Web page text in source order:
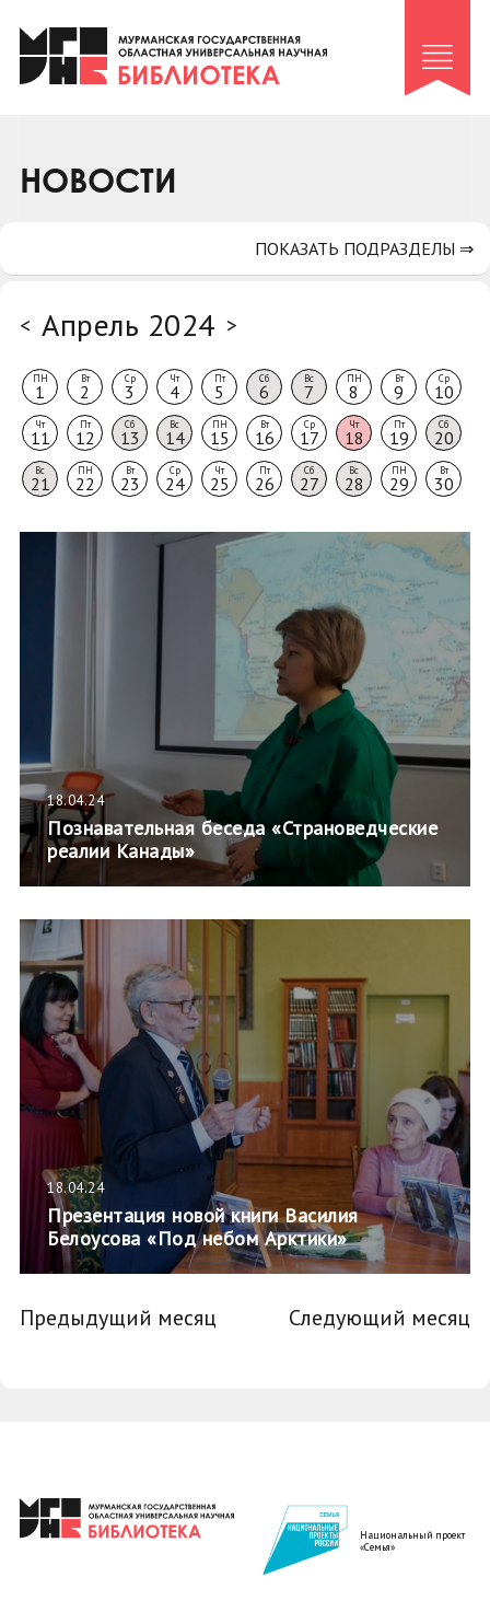
Клуб «Гиря и сельдерей»
Клуб «Семейный архив»
Коллегам
НОВОСТИ
< Апрель 2024 >
ПН
1
Вт
2
Ср
3
Чт
4
Пт
5
Сб
6
Вс
7
ПН
8
Вт
9
Ср
10
Чт
11
Пт
12
Сб
13
Вс
14
ПН
15
Вт
16
Ср
17
Чт
18
Пт
19
Сб
20
Вс
21
ПН
22
Вт
23
Ср
24
Чт
25
Пт
26
Сб
27
Вс
28
ПН
29
Вт
30
18.04.24
Познавательная беседа «Страноведческие
реалии Канады»
18.04.24
Презентация новой книги Василия
Белоусова «Под небом Арктики»
Предыдущий месяц Следующий месяц
ПОКАЗАТЬ ПОДРАЗДЕЛЫ ⇒
Национальный проект
«Семья»